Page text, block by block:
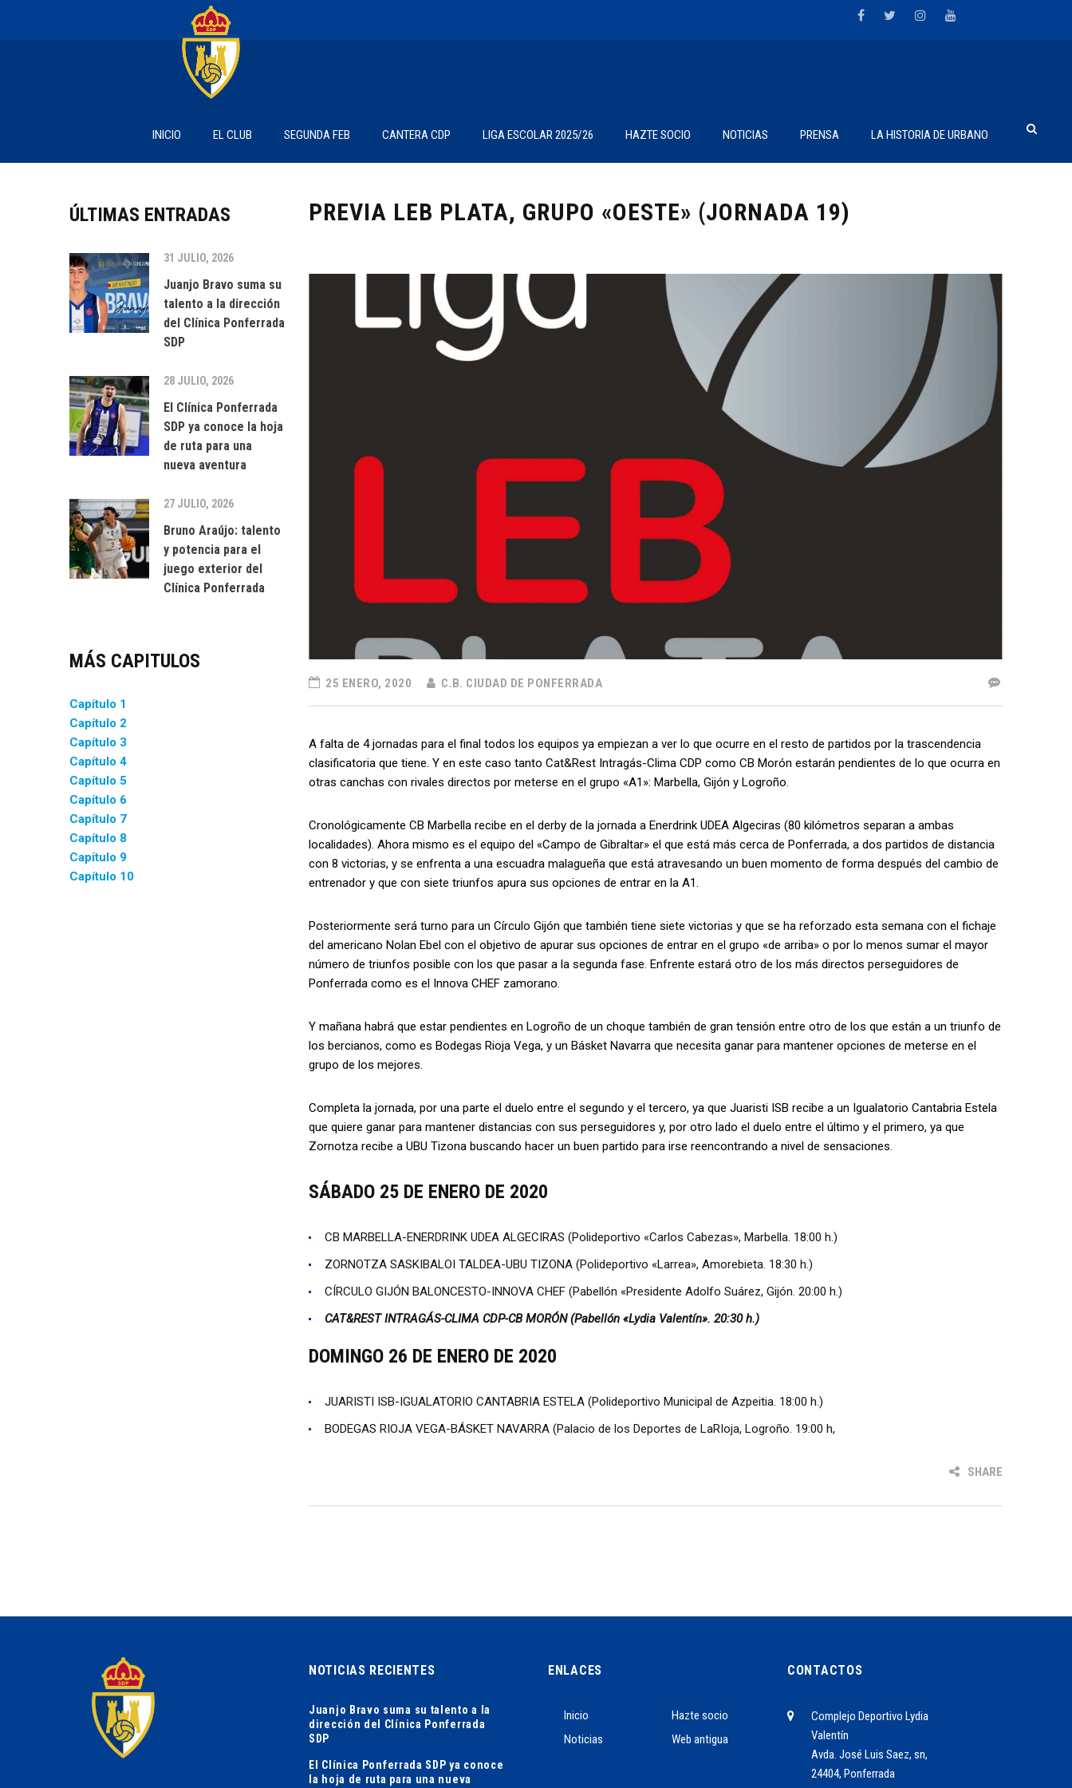
INICIO EL CLUB SEGUNDA FEB CANTERA CDP LIGA ESCOLAR 2025/26 HAZTE SOCIO NOTICIAS PRENSA LA HISTORIA DE URBANO
PREVIA LEB PLATA, GRUPO «OESTE» (JORNADA 19)
25 ENERO, 2020 C.B. CIUDAD DE PONFERRADA
A falta de 4 jornadas para el final todos los equipos ya empiezan a ver lo que ocurre en el resto de partidos por la trascendencia
clasificatoria que tiene. Y en este caso tanto Cat&Rest Intragás-Clima CDP como CB Morón estarán pendientes de lo que ocurra en
otras canchas con rivales directos por meterse en el grupo «A1»: Marbella, Gijón y Logroño.
Cronológicamente CB Marbella recibe en el derby de la jornada a Enerdrink UDEA Algeciras (80 kilómetros separan a ambas
localidades). Ahora mismo es el equipo del «Campo de Gibraltar» el que está más cerca de Ponferrada, a dos partidos de distancia
con 8 victorias, y se enfrenta a una escuadra malagueña que está atravesando un buen momento de forma después del cambio de
entrenador y que con siete triunfos apura sus opciones de entrar en la A1.
Posteriormente será turno para un Círculo Gijón que también tiene siete victorias y que se ha reforzado esta semana con el fichaje
del americano Nolan Ebel con el objetivo de apurar sus opciones de entrar en el grupo «de arriba» o por lo menos sumar el mayor
número de triunfos posible con los que pasar a la segunda fase. Enfrente estará otro de los más directos perseguidores de
Ponferrada como es el Innova CHEF zamorano.
Y mañana habrá que estar pendientes en Logroño de un choque también de gran tensión entre otro de los que están a un triunfo de
los bercianos, como es Bodegas Rioja Vega, y un Básket Navarra que necesita ganar para mantener opciones de meterse en el
grupo de los mejores.
Completa la jornada, por una parte el duelo entre el segundo y el tercero, ya que Juaristi ISB recibe a un Igualatorio Cantabria Estela
que quiere ganar para mantener distancias con sus perseguidores y, por otro lado el duelo entre el último y el primero, ya que
Zornotza recibe a UBU Tizona buscando hacer un buen partido para irse reencontrando a nivel de sensaciones.
SÁBADO 25 DE ENERO DE 2020
CB MARBELLA-ENERDRINK UDEA ALGECIRAS (Polideportivo «Carlos Cabezas», Marbella. 18:00 h.)
ZORNOTZA SASKIBALOI TALDEA-UBU TIZONA (Polideportivo «Larrea», Amorebieta. 18:30 h.)
CÍRCULO GIJÓN BALONCESTO-INNOVA CHEF (Pabellón «Presidente Adolfo Suárez, Gijón. 20:00 h.)
CAT&REST INTRAGÁS-CLIMA CDP-CB MORÓN (Pabellón «Lydia Valentín». 20:30 h.)
DOMINGO 26 DE ENERO DE 2020
JUARISTI ISB-IGUALATORIO CANTABRIA ESTELA (Polideportivo Municipal de Azpeitia. 18:00 h.)
BODEGAS RIOJA VEGA-BÁSKET NAVARRA (Palacio de los Deportes de LaRIoja, Logroño. 19:00 h,
SHARE
ÚLTIMAS ENTRADAS
31 JULIO, 2026
Juanjo Bravo suma su
talento a la dirección
del Clínica Ponferrada
SDP
28 JULIO, 2026
El Clínica Ponferrada
SDP ya conoce la hoja
de ruta para una
nueva aventura
27 JULIO, 2026
Bruno Araújo: talento
y potencia para el
juego exterior del
Clínica Ponferrada
MÁS CAPITULOS
Capítulo 1
Capítulo 2
Capítulo 3
Capítulo 4
Capítulo 5
Capítulo 6
Capítulo 7
Capítulo 8
Capítulo 9
Capítulo 10
NOTICIAS RECIENTES
Juanjo Bravo suma su talento a la
dirección del Clínica Ponferrada
SDP
El Clínica Ponferrada SDP ya conoce
la hoja de ruta para una nueva
ENLACES
Inicio
Hazte socio
Noticias
Web antigua
CONTACTOS
Complejo Deportivo Lydia
Valentín
Avda. José Luis Saez, sn,
24404, Ponferrada